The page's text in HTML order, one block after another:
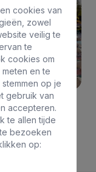
& Spa
6
cookies van
zowel
veilig te
te
cookies om
en te
op je
gebruik van
accepteren.
te allen tijde
bezoeken
op: